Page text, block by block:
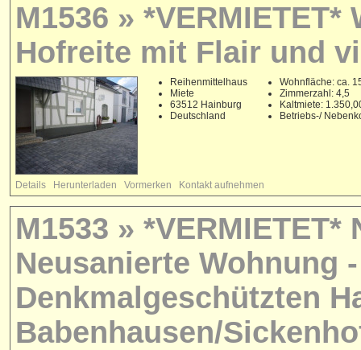
M1536 »
Hofreite mit Flair und
Reihenmittelhaus
Miete
63512 Hainburg
Deutschland
Wohnfläche: ca.
Zimmerzahl: 4,5
Kaltmiete:
Betriebs-/
Details Herunterladen Vormerken Kontakt aufnehmen
M1533 »
Neusanierte Wohnung
Denkmalgeschützten
Babenhausen/